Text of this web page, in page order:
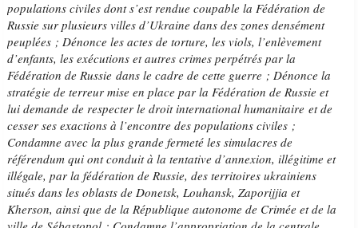
populations civiles dont s’est rendue coupable la Fédération de
Russie sur plusieurs villes d’Ukraine dans des zones densément
peuplées ; Dénonce les actes de torture, les viols, l’enlèvement
d’enfants, les exécutions et autres crimes perpétrés par la
Fédération de Russie dans le cadre de cette guerre ; Dénonce la
stratégie de terreur mise en place par la Fédération de Russie et
lui demande de respecter le droit international humanitaire et de
cesser ses exactions à l’encontre des populations civiles ;
Condamne avec la plus grande fermeté les simulacres de
référendum qui ont conduit à la tentative d’annexion, illégitime et
illégale, par la fédération de Russie, des territoires ukrainiens
situés dans les oblasts de Donetsk, Louhansk, Zaporijjia et
Kherson, ainsi que de la République autonome de Crimée et de la